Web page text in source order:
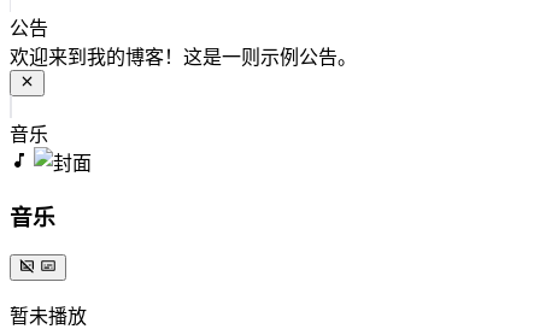
公告
欢迎来到我的博客！这是一则示例公告。
音乐
音乐
暂未播放